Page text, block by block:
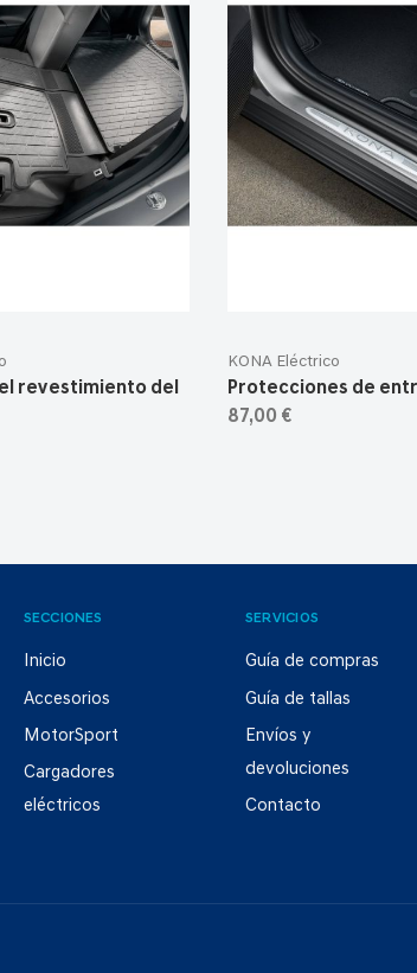
revestimiento del
KONA Eléctrico
Protecciones de
87,00 €
SECCIONES
Inicio
Accesorios
MotorSport
Cargadores
eléctricos
SERVICIOS
Guía de compras
Guía de tallas
Envíos y
devoluciones
Contacto